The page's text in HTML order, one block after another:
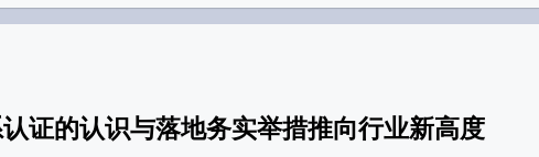
证的认识与落地务实举措推向行业新高度